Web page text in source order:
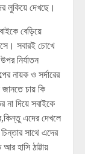
লুকিয়ে দেখছে।
বেড়িয়ে
সবারই চোখে
নির্যাতন
নায়ক ও সর্দারের
চায় কি
না দিয়ে সবাইকে
এদের দেখলে
সাথে এদের
হাসি ঠাট্টায়